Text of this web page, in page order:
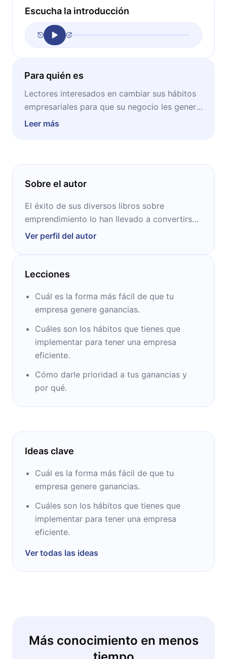
Escucha la introducción
Para quién es
Lectores interesados en cambiar sus hábitos
empresariales para que su negocio les genere
ganancias y de esa manera lograr el
Leer más
Sobre el autor
El éxito de sus diversos libros sobre
emprendimiento lo han llevado a convertirse
en conferencista. Empresario reconocido y
cofundador de la empresa Profit First
Professionals.
Ver perfil del autor
Lecciones
Cuál es la forma más fácil de que tu
empresa genere ganancias.
Cuáles son los hábitos que tienes que
implementar para tener una empresa
eficiente.
Cómo darle prioridad a tus ganancias y
por qué.
Ideas clave
Cuál es la forma más fácil de que tu
empresa genere ganancias.
Cuáles son los hábitos que tienes que
implementar para tener una empresa
eficiente.
Ver todas las ideas
Más conocimiento en menos